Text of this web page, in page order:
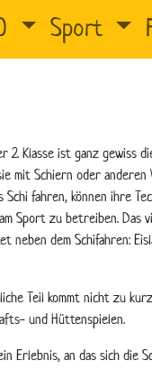
Sport
2. Klasse ist ganz gewiss
mit Schiern oder
Schi fahren, können ihre
Sport zu betreiben. Das
neben dem Schifahren:
Teil kommt nicht zu
und Hüttenspielen.
Erlebnis, an das sich die